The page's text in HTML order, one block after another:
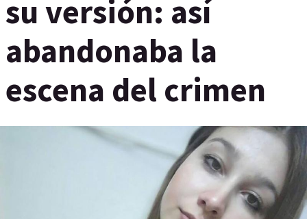
su versión: así
abandonaba la
escena del crimen